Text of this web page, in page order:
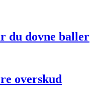
du dovne baller
overskud